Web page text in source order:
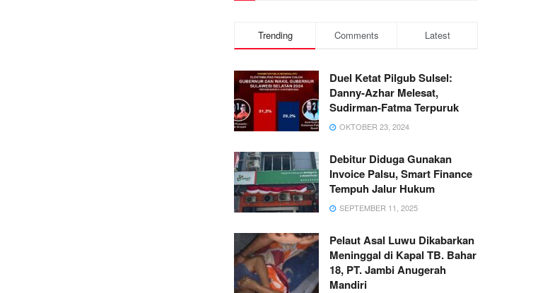
Trending Comments Latest
Duel Ketat Pilgub Sulsel:
Danny-Azhar Melesat,
Sudirman-Fatma Terpuruk
OKTOBER 23, 2024
Debitur Diduga Gunakan
Invoice Palsu, Smart Finance
Tempuh Jalur Hukum
SEPTEMBER 11, 2025
Pelaut Asal Luwu Dikabarkan
Meninggal di Kapal TB. Bahar
18, PT. Jambi Anugerah
Mandiri